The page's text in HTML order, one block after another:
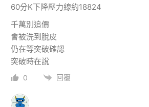
60分K下降壓力線約18824
千萬別追價
會被洗到脫皮
仍在等突破確認
突破時在說
0 回覆